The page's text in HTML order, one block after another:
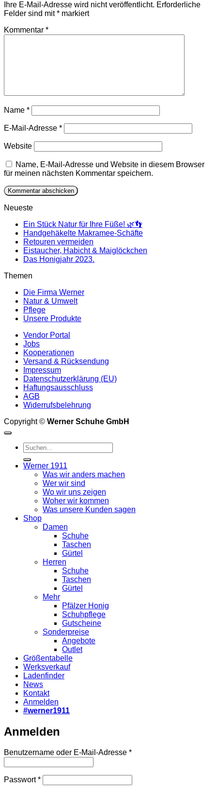
Ihre E-Mail-Adresse wird nicht veröffentlicht. Erforderliche
Felder sind mit* markiert
Kommentar *
Name *
E-Mail-Adresse *
Website
Name, E-Mail-Adresse und Website in diesem Browser
für meinen nächsten Kommentar speichern.
Neueste
Ein Stück Natur für Ihre Füße! 🌿👣
Handgehäkelte Makramee-Schäfte
Retouren vermeiden
Eistaucher, Habicht & Maiglöckchen
Das Honigjahr 2023.
Themen
Die Firma Werner
Natur & Umwelt
Pflege
Unsere Produkte
Vendor Portal
Jobs
Kooperationen
Versand & Rücksendung
Impressum
Datenschutzerklärung (EU)
Haftungsausschluss
AGB
Widerrufsbelehrung
Copyright © Werner Schuhe GmbH
Suche
nach:
Werner 1911
Was wir anders machen
Wer wir sind
Wo wir uns zeigen
Woher wir kommen
Was unsere Kunden sagen
Shop
Damen
Schuhe
Taschen
Gürtel
Herren
Schuhe
Taschen
Gürtel
Mehr
Pfälzer Honig
Schuhpflege
Gutscheine
Sonderpreise
Angebote
Outlet
Größentabelle
Werksverkauf
Ladenfinder
News
Kontakt
Anmelden
#werner1911
Anmelden
Benutzername oder E-Mail-Adresse *Erforderlich
Passwort*Erforderlich